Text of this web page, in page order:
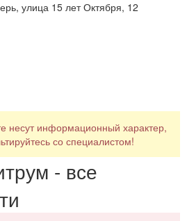
улица 15 лет Октября, 12
несут информационный характер,
со специалистом!
- все